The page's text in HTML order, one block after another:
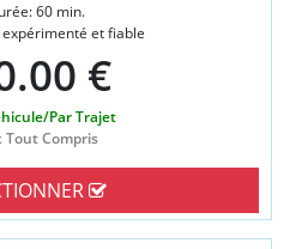
60 min.
et fiable
€
Par Trajet
Tout Compris